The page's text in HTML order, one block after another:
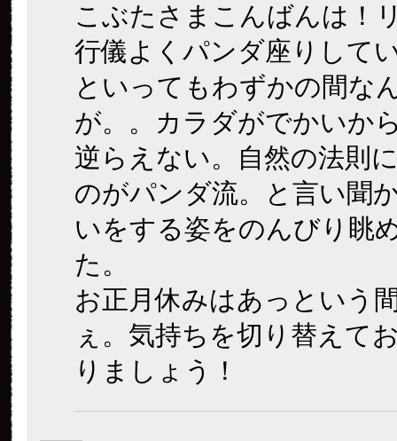
こぶたさまこんばんは！
行儀よくパンダ座りして
といってもわずかの間な
が。。カラダがでかいか
逆らえない。自然の法則
のがパンダ流。と言い聞
いをする姿をのんびり眺
た。
お正月休みはあっという
ぇ。気持ちを切り替えて
りましょう！